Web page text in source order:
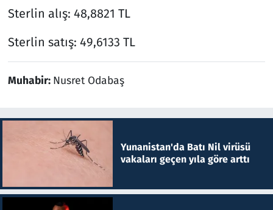
Sterlin alış: 48,8821 TL
Sterlin satış: 49,6133 TL
Muhabir: Nusret Odabaş
Yunanistan'da Batı Nil virüsü
vakaları geçen yıla göre arttı